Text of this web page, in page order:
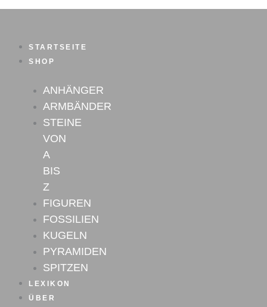
STARTSEITE
SHOP
ANHÄNGER
ARMBÄNDER
STEINE
VON
A
BIS
Z
FIGUREN
FOSSILIEN
KUGELN
PYRAMIDEN
SPITZEN
LEXIKON
ÜBER